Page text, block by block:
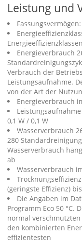
Leistung und
Energieverbrauch
Verbrauch der
Leistungsaufnahme.
von der Art der
Energieverbrauch
0,1 W / 0,1 W
Wasserverbrauch
280
Wasserverbrauch
ab
Wasserverbrauch
(geringste Effizienz)
Die Angaben im
Programm Eco 50 °C.
normal
den kombinierten
effizientesten